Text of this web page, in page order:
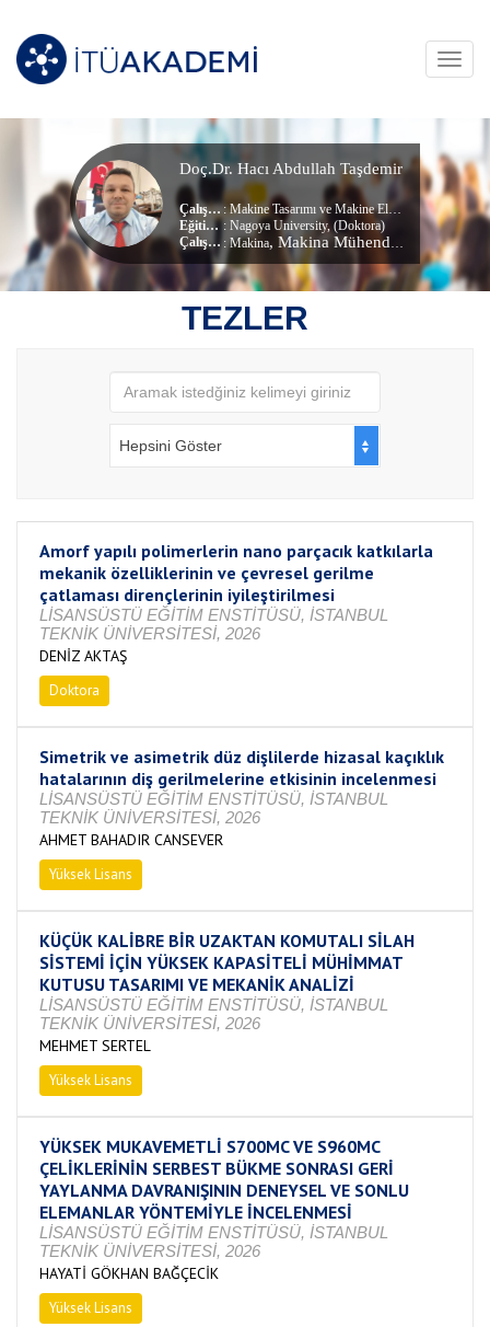
Doç.Dr. Hacı Abdullah Taşdemir
Çalışma Alanları:Makine Tasarımı ve Makine Elemanları Triboloji,
Eğitim Durumu : Nagoya University, (Doktora)
Çalıştığı Birim :Makina, Makina Mühendisliği Bölümü
TEZLER
Hepsini Göster
Amorf yapılı polimerlerin nano parçacık katkılarla
mekanik özelliklerinin ve çevresel gerilme
çatlaması dirençlerinin iyileştirilmesi
LİSANSÜSTÜ EĞİTİM ENSTİTÜSÜ, İSTANBUL
TEKNİK ÜNİVERSİTESİ, 2026
DENİZ AKTAŞ
Doktora
Simetrik ve asimetrik düz dişlilerde hizasal kaçıklık
hatalarının diş gerilmelerine etkisinin incelenmesi
LİSANSÜSTÜ EĞİTİM ENSTİTÜSÜ, İSTANBUL
TEKNİK ÜNİVERSİTESİ, 2026
AHMET BAHADIR CANSEVER
Yüksek Lisans
KÜÇÜK KALİBRE BİR UZAKTAN KOMUTALI SİLAH
SİSTEMİ İÇİN YÜKSEK KAPASİTELİ MÜHİMMAT
KUTUSU TASARIMI VE MEKANİK ANALİZİ
LİSANSÜSTÜ EĞİTİM ENSTİTÜSÜ, İSTANBUL
TEKNİK ÜNİVERSİTESİ, 2026
MEHMET SERTEL
Yüksek Lisans
YÜKSEK MUKAVEMETLİ S700MC VE S960MC
ÇELİKLERİNİN SERBEST BÜKME SONRASI GERİ
YAYLANMA DAVRANIŞININ DENEYSEL VE SONLU
ELEMANLAR YÖNTEMİYLE İNCELENMESİ
LİSANSÜSTÜ EĞİTİM ENSTİTÜSÜ, İSTANBUL
TEKNİK ÜNİVERSİTESİ, 2026
HAYATİ GÖKHAN BAĞÇECİK
Yüksek Lisans